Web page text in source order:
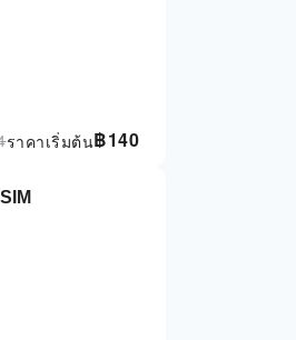
฿140
ราคาเริ่มต้น